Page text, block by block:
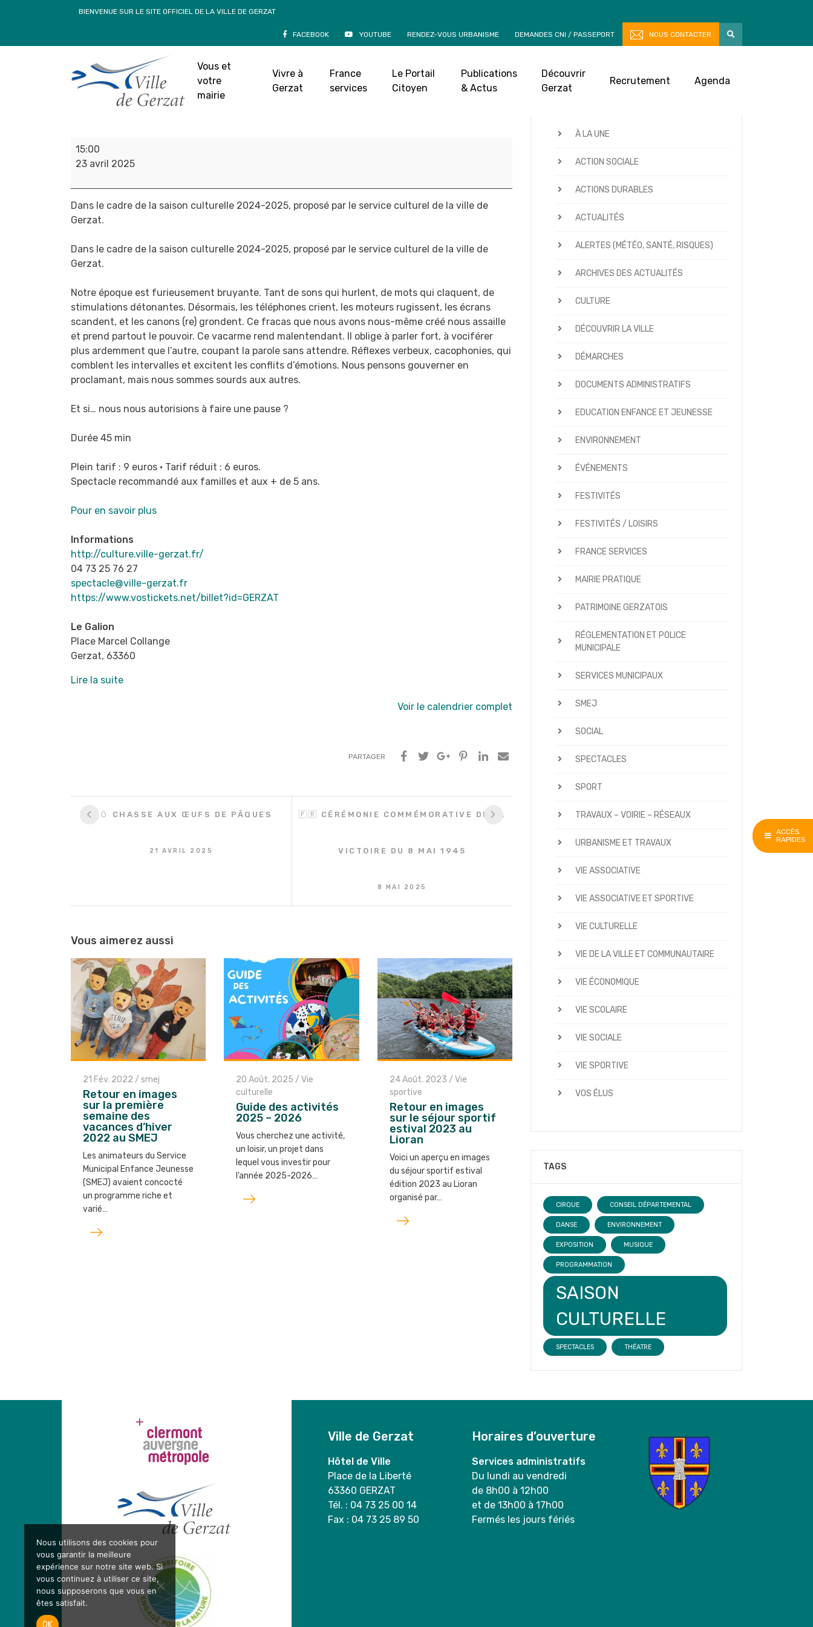
ACCÈS
RAPIDES
BIENVENUE SUR LE SITE OFFICIEL DE LA VILLE DE GERZAT
FACEBOOK YOUTUBE RENDEZ-VOUS URBANISME DEMANDES CNI / PASSEPORT NOUS CONTACTER
Vous et
votre
mairie
Vivre à
Gerzat
France
services
Le Portail
Citoyen
Publications
& Actus
Découvrir
Gerzat
Recrutement Agenda
” SOROLLS “, cirque, acrodanse –
Compagnie Daraomaï – Mercredi 23 avril
à 15h – Salle Le Galion
SOROLLS
cirque,
acrodanse
–
Daraomaï
–
23
avril
à
15h
–
Salle
Le
15:00
23 avril 2025
Dans le cadre de la saison culturelle 2024-2025, proposé par le service culturel de la ville de
Gerzat.
Dans le cadre de la saison culturelle 2024-2025, proposé par le service culturel de la ville de
Gerzat.
Notre époque est furieusement bruyante. Tant de sons qui hurlent, de mots qui claquent, de
stimulations détonantes. Désormais, les téléphones crient, les moteurs rugissent, les écrans
scandent, et les canons (re) grondent. Ce fracas que nous avons nous-même créé nous assaille
et prend partout le pouvoir. Ce vacarme rend malentendant. Il oblige à parler fort, à vociférer
plus ardemment que l’autre, coupant la parole sans attendre. Réflexes verbeux, cacophonies, qui
comblent les intervalles et excitent les conflits d’émotions. Nous pensons gouverner en
proclamant, mais nous sommes sourds aux autres.
Et si… nous nous autorisions à faire une pause ?
Durée 45 min
Plein tarif : 9 euros • Tarif réduit : 6 euros.
Spectacle recommandé aux familles et aux + de 5 ans.
Pour en savoir plus
Informations
http://culture.ville-gerzat.fr/
04 73 25 76 27
spectacle@ville-gerzat.fr
https://www.vostickets.net/billet?id=GERZAT
Le Galion
Place Marcel Collange
Gerzat, 63360
Lire la suite
Voir le calendrier complet
PARTAGER
Navigation
entre
🐰🥚 CHASSE AUX ŒUFS DE PÂQUES
21 AVRIL 2025
🇫🇷 CÉRÉMONIE COMMÉMORATIVE DE LA
VICTOIRE DU 8 MAI 1945
8 MAI 2025
Vous aimerez aussi
21 Fév. 2022 / smej
Retour en images
sur la première
semaine des
vacances d’hiver
2022 au SMEJ
Les animateurs du Service
Municipal Enfance Jeunesse
(SMEJ) avaient concocté
un programme riche et
varié…
Lire
20 Août. 2025 / Vie
culturelle
Guide des activités
2025 – 2026
Vous cherchez une activité,
un loisir, un projet dans
lequel vous investir pour
l’année 2025-2026…
Lire
24 Août. 2023 / Vie
sportive
Retour en images
sur le séjour sportif
estival 2023 au
Lioran
Voici un aperçu en images
du séjour sportif estival
édition 2023 au Lioran
organisé par…
Lire
CATÉGORIES D’ACTUALITÉS
À LA UNE
ACTION SOCIALE
ACTIONS DURABLES
ACTUALITÉS
ALERTES (MÉTÉO, SANTÉ, RISQUES)
ARCHIVES DES ACTUALITÉS
CULTURE
DÉCOUVRIR LA VILLE
DÉMARCHES
DOCUMENTS ADMINISTRATIFS
EDUCATION ENFANCE ET JEUNESSE
ENVIRONNEMENT
ÉVÉNEMENTS
FESTIVITÉS
FESTIVITÉS / LOISIRS
FRANCE SERVICES
MAIRIE PRATIQUE
PATRIMOINE GERZATOIS
RÉGLEMENTATION ET POLICE
MUNICIPALE
SERVICES MUNICIPAUX
SMEJ
SOCIAL
SPECTACLES
SPORT
TRAVAUX – VOIRIE – RÉSEAUX
URBANISME ET TRAVAUX
VIE ASSOCIATIVE
VIE ASSOCIATIVE ET SPORTIVE
VIE CULTURELLE
VIE DE LA VILLE ET COMMUNAUTAIRE
VIE ÉCONOMIQUE
VIE SCOLAIRE
VIE SOCIALE
VIE SPORTIVE
VOS ÉLUS
TAGS
CIRQUE CONSEIL DÉPARTEMENTAL
DANSE ENVIRONNEMENT
EXPOSITION MUSIQUE
PROGRAMMATION
SAISON
CULTURELLE
SPECTACLES THÉATRE
Ville de Gerzat
Hôtel de Ville
Place de la Liberté
63360 GERZAT
Tél. : 04 73 25 00 14
Fax : 04 73 25 89 50
Horaires d’ouverture
Services administratifs
Du lundi au vendredi
de 8h00 à 12h00
et de 13h00 à 17h00
Fermés les jours fériés
Nous utilisons des cookies pour
vous garantir la meilleure
expérience sur notre site web. Si
vous continuez à utiliser ce site,
nous supposerons que vous en
êtes satisfait.
OK